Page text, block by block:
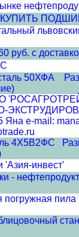
руб. с
50ХФА
Яна e-mail:
4Х5В2ФС
'Азия-инвест'
-
погружная пила